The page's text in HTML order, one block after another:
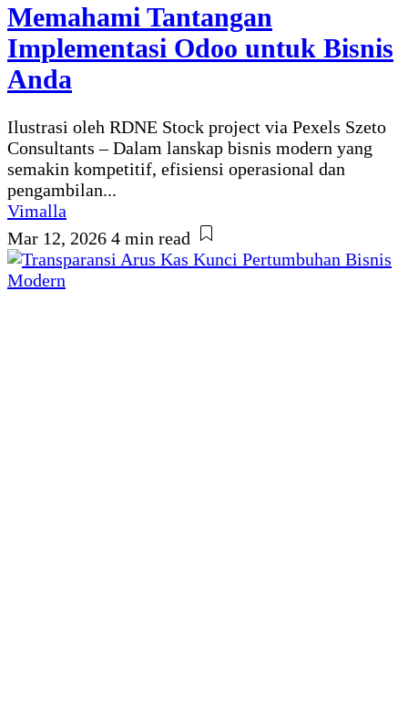
Memahami Tantangan
Implementasi Odoo untuk Bisnis
Anda
Ilustrasi oleh RDNE Stock project via Pexels Szeto
Consultants – Dalam lanskap bisnis modern yang
semakin kompetitif, efisiensi operasional dan
pengambilan...
Vimalla
Mar 12, 2026 4 min read